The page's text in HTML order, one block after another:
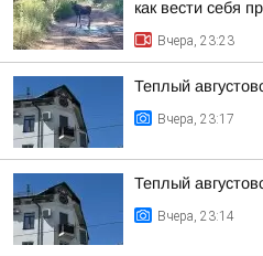
как вести себя
Вчера, 23:23
Теплый
Вчера, 23:17
Теплый
Вчера, 23:14